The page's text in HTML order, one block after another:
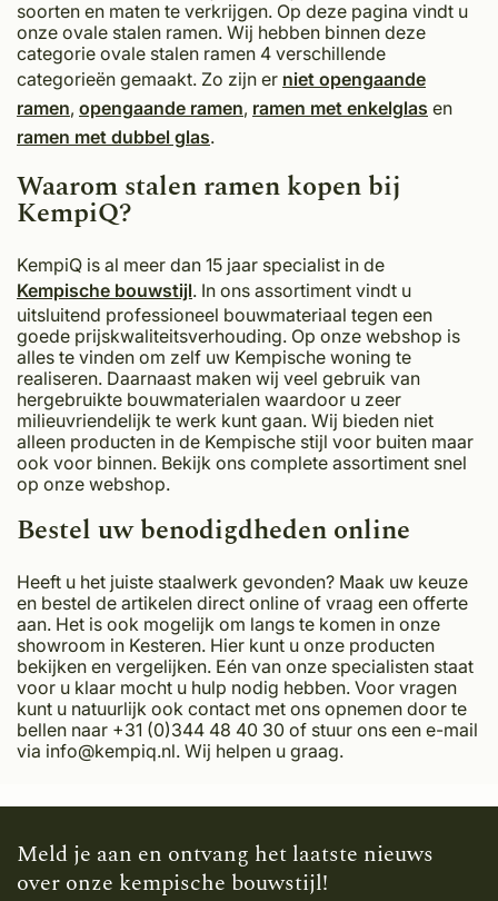
soorten en maten te verkrijgen. Op deze pagina vindt u
onze ovale stalen ramen. Wij hebben binnen deze
categorie ovale stalen ramen 4 verschillende
categorieën gemaakt. Zo zijn er niet opengaande
ramen, opengaande ramen, ramen met enkelglas en
ramen met dubbel glas.
Waarom stalen ramen kopen bij
KempiQ?
KempiQ is al meer dan 15 jaar specialist in de
Kempische bouwstijl. In ons assortiment vindt u
uitsluitend professioneel bouwmateriaal tegen een
goede prijskwaliteitsverhouding. Op onze webshop is
alles te vinden om zelf uw Kempische woning te
realiseren. Daarnaast maken wij veel gebruik van
hergebruikte bouwmaterialen waardoor u zeer
milieuvriendelijk te werk kunt gaan. Wij bieden niet
alleen producten in de Kempische stijl voor buiten maar
ook voor binnen. Bekijk ons complete assortiment snel
op onze webshop.
Bestel uw benodigdheden online
Heeft u het juiste staalwerk gevonden? Maak uw keuze
en bestel de artikelen direct online of vraag een offerte
aan. Het is ook mogelijk om langs te komen in onze
showroom in Kesteren. Hier kunt u onze producten
bekijken en vergelijken. Eén van onze specialisten staat
voor u klaar mocht u hulp nodig hebben. Voor vragen
kunt u natuurlijk ook contact met ons opnemen door te
bellen naar +31 (0)344 48 40 30 of stuur ons een e-mail
via info@kempiq.nl. Wij helpen u graag.
Meld je aan en ontvang het laatste nieuws
over onze kempische bouwstijl!